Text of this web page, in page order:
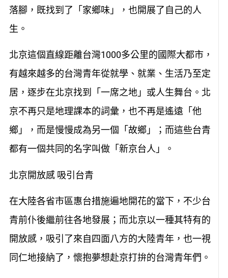
落腳，既找到了「家鄉味」，也開展了自己的人
生。
北京這個直線距離台灣1000多公里的國際大都市，
有越來越多的台灣青年從就學、就業、生活乃至定
居，逐步在北京找到「一席之地」或人生舞台。北
京不再只是地理課本的詞彙，也不再是遙遠「他
鄉」，而是慢慢成為另一個「故鄉」；而這些台青
都有一個共同的名字叫做「新京台人」。
北京開放感 吸引台青
在大陸各省市區惠台措施遍地開花的當下，不少台
青前仆後繼前往各地發展；而北京以一種其特有的
開放感，吸引了來自四面八方的大陸青年，也一視
同仁地接納了，懷抱夢想赴京打拚的台灣青年們。